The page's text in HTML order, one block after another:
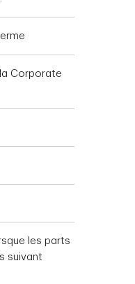
Corporate
les parts
suivant